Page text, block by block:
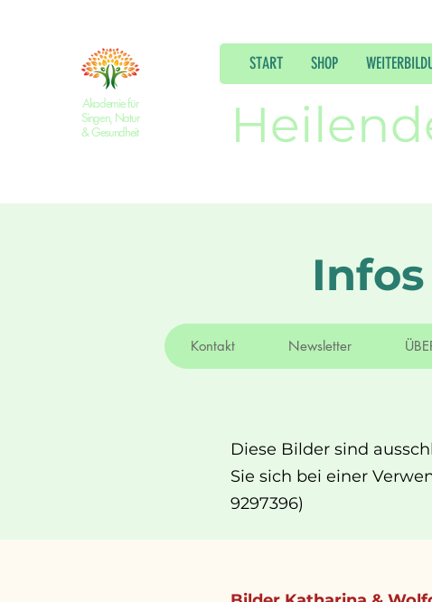
Akademie für
Singen, Natur
& Gesundheit
START SHOP
Kontakt Newsletter
Diese Bilder sind
Sie sich bei einer
9297396)